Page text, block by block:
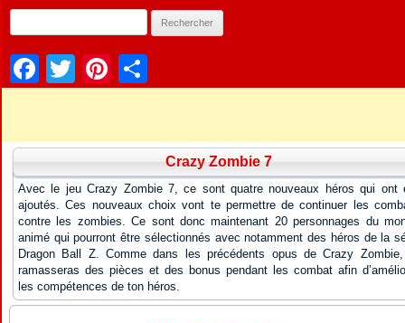
Facebook
TwitterPinterest
Crazy Zombie 7
Avec le jeu Crazy Zombie 7, ce sont quatre nouveaux héros qui ont
ajoutés. Ces nouveaux choix vont te permettre de continuer les
contre les zombies. Ce sont donc maintenant 20 personnages du
animé qui pourront être sélectionnés avec notamment des héros de la
Dragon Ball Z. Comme dans les précédents opus de Crazy
ramasseras des pièces et des bonus pendant les combat afin
les compétences de ton héros.